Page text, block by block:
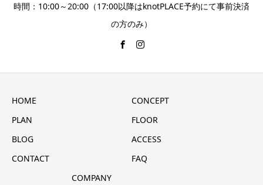
時間：10:00～20:00（17:00以降はknotPLACE予約にて事前決済
の方のみ）
HOME
CONCEPT
PLAN
FLOOR
BLOG
ACCESS
CONTACT
FAQ
COMPANY